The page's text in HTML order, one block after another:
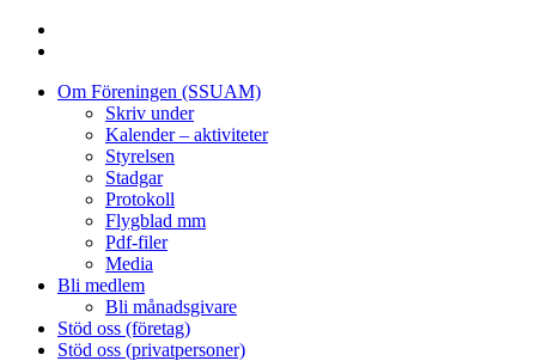
Om Föreningen (SSUAM)
Skriv under
Kalender – aktiviteter
Styrelsen
Stadgar
Protokoll
Flygblad mm
Pdf-filer
Media
Bli medlem
Bli månadsgivare
Stöd oss (företag)
Stöd oss (privatpersoner)